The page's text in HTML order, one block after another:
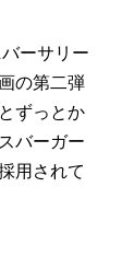
ーサリー
の第二弾
ずっとか
バーガー
用されて